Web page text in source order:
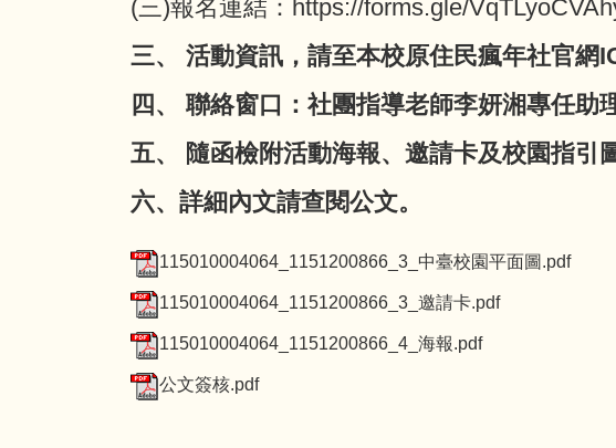
(三)報名連結：https://forms.gle/
三、 活動資訊，請至本校原住民瘋年社官
四、 聯絡窗口：社團指導老師李妍湘專任助
五、 隨函檢附活動海報、邀請卡及校園指引
六、詳細內文請查閱公文。
115010004064_1151200866_3_中臺校園平面圖.pdf
115010004064_1151200866_3_邀請卡.pdf
115010004064_1151200866_4_海報.pdf
公文簽核.pdf